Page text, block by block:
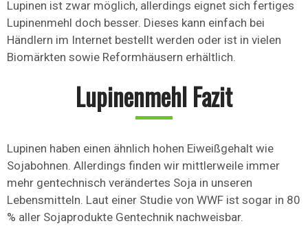
Lupinen ist zwar möglich, allerdings eignet sich fertiges
Lupinenmehl doch besser. Dieses kann einfach bei
Händlern im Internet bestellt werden oder ist in vielen
Biomärkten sowie Reformhäusern erhältlich.
Lupinenmehl Fazit
Lupinen haben einen ähnlich hohen Eiweißgehalt wie
Sojabohnen. Allerdings finden wir mittlerweile immer
mehr gentechnisch verändertes Soja in unseren
Lebensmitteln. Laut einer Studie von WWF ist sogar in 80
% aller Sojaprodukte Gentechnik nachweisbar.